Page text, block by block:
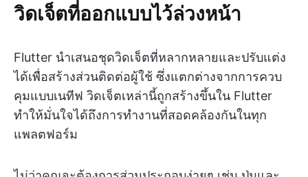
วิดเจ็ตที่ออกแบบไว้ล่วงหน้า
Flutter นำเสนอชุดวิดเจ็ตที่หลากหลายและปรับแต่ง
ได้เพื่อสร้างส่วนติดต่อผู้ใช้ ซึ่งแตกต่างจากการควบ
คุมแบบเนทีฟ วิดเจ็ตเหล่านี้ถูกสร้างขึ้นใน Flutter
ทำให้มั่นใจได้ถึงการทำงานที่สอดคล้องกันในทุก
แพลตฟอร์ม